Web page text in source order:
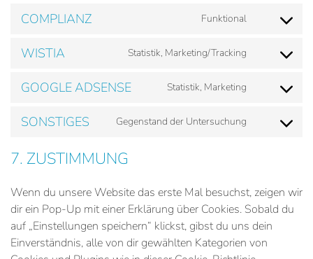
recaptcha
service
COMPLIANZ Funktional
Consent
service
WISTIA Statistik, Marketing/Tracking
Consent
service
GOOGLE ADSENSE Statistik, Marketing
Consent
service
SONSTIGES Gegenstand der Untersuchung
Consent
7. ZUSTIMMUNG
Wenn du unsere Website das erste Mal besuchst, zeigen wir
dir ein Pop-Up mit einer Erklärung über Cookies. Sobald du
auf „Einstellungen speichern“ klickst, gibst du uns dein
Einverständnis, alle von dir gewählten Kategorien von